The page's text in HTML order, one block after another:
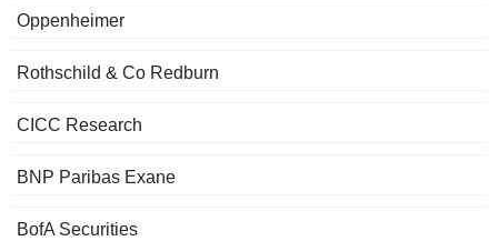
Oppenheimer
Rothschild & Co Redburn
CICC Research
BNP Paribas Exane
BofA Securities